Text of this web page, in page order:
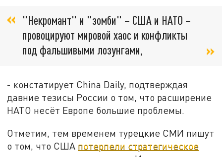
"Некромант" и "зомби" – США и НАТО –
провоцируют мировой хаос и конфликты
под фальшивыми лозунгами,
- констатирует China Daily, подтверждая
давние тезисы России о том, что расширение
НАТО несёт Европе большие проблемы.
Отметим, тем временем турецкие СМИ пишут
о том, что США потерпели стратегическое